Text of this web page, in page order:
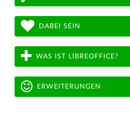
DABEI SEIN
WAS IST LIBREOFFICE?
ERWEITERUNGEN